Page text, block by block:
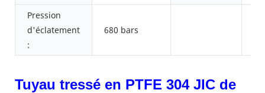
Pression
d'éclatement
:
680 bars
Tuyau tressé en PTFE 304 JIC de